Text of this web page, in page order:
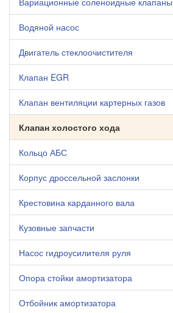
Водяной насос
Двигатель стеклоочистителя
Клапан EGR
Клапан вентиляции картерных газов
Клапан холостого хода
Кольцо АБС
Корпус дроссельной заслонки
Крестовина карданного вала
Кузовные запчасти
Насос гидроусилителя руля
Опора стойки амортизатора
Отбойник амортизатора